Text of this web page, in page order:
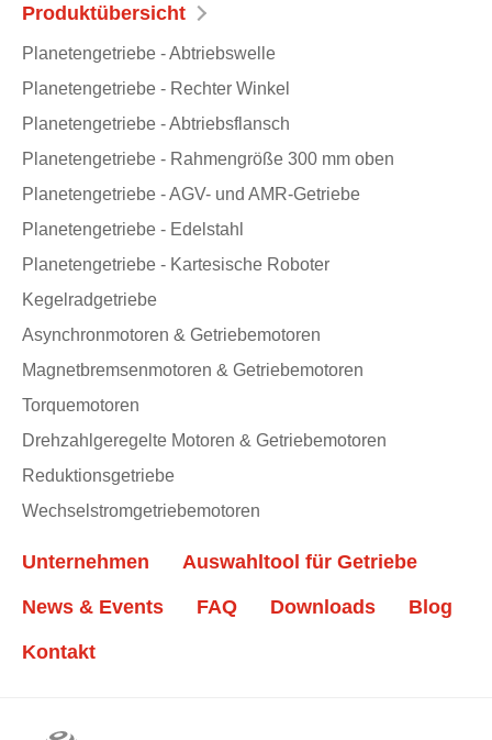
Produktübersicht
Planetengetriebe - Abtriebswelle
Planetengetriebe - Rechter Winkel
Planetengetriebe - Abtriebsflansch
Planetengetriebe - Rahmengröße 300 mm oben
Planetengetriebe - AGV- und AMR-Getriebe
Planetengetriebe - Edelstahl
Planetengetriebe - Kartesische Roboter
Kegelradgetriebe
Asynchronmotoren & Getriebemotoren
Magnetbremsenmotoren & Getriebemotoren
Torquemotoren
Drehzahlgeregelte Motoren & Getriebemotoren
Reduktionsgetriebe
Wechselstromgetriebemotoren
Unternehmen Auswahltool für Getriebe
News & Events FAQ Downloads Blog
Kontakt